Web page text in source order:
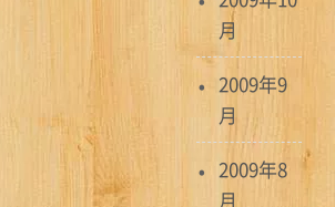
月
2009年9
月
2009年8
月